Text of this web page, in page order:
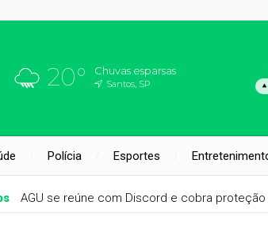
20° Chuvas esparsas
Santos, SP
Polícia Esportes
AGU se reúne com Discord e cobra